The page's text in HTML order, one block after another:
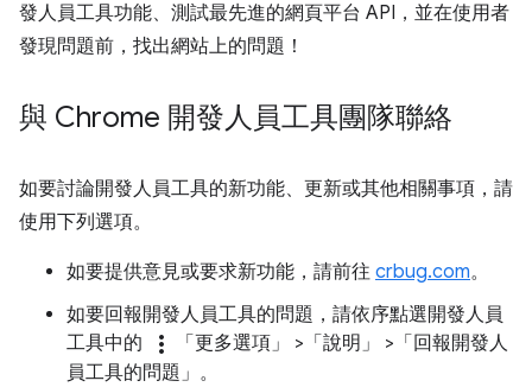
發人員工具功能、測試最先進的網頁平台 API，並在使用者
發現問題前，找出網站上的問題！
與 Chrome 開發人員工具團隊聯絡
如要討論開發人員工具的新功能、更新或其他相關事項，請
使用下列選項。
如要提供意見或要求新功能，請前往 crbug.com。
如要回報開發人員工具的問題，請依序點選開發人員
工具中的
more_vert 「更多選項」 >「說明」
>「回報開發人
員工具的問題」 。